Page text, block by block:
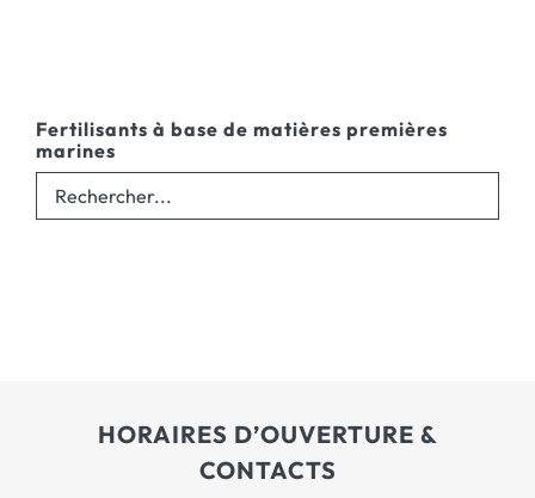
Fertilisants à base de matières premières
marines
HORAIRES D’OUVERTURE &
CONTACTS